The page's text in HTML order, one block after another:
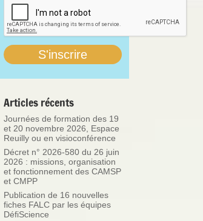
Articles récents
Journées de formation des 19
et 20 novembre 2026, Espace
Reuilly ou en visioconférence
Décret n° 2026-580 du 26 juin
2026 : missions, organisation
et fonctionnement des CAMSP
et CMPP
Publication de 16 nouvelles
fiches FALC par les équipes
DéfiScience